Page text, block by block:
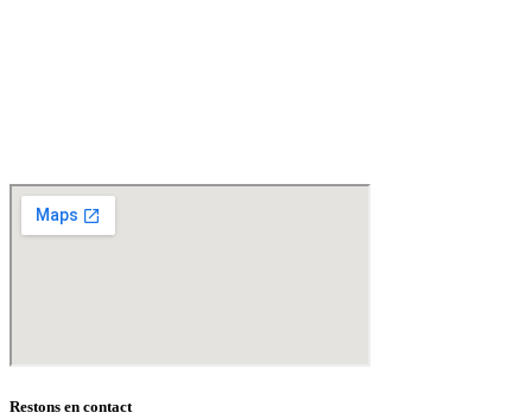
Restons en contact